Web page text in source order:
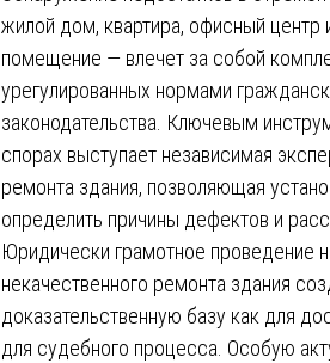
жилой дом, квартира, офисный центр
помещение — влечет за собой
урегулированных нормами
законодательства. Ключевым
спорах выступает независимая
ремонта здания, позволяющая
определить причины дефектов и
Юридически грамотное проведение
некачественного ремонта здания
доказательственную базу как для
для судебного процесса. Особую